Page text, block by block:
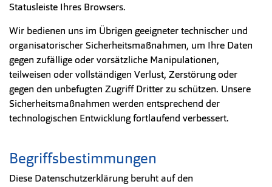
Statusleiste Ihres Browsers.
Wir bedienen uns im Übrigen geeigneter technischer und
organisatorischer Sicherheitsmaßnahmen, um Ihre Daten
gegen zufällige oder vorsätzliche Manipulationen,
teilweisen oder vollständigen Verlust, Zerstörung oder
gegen den unbefugten Zugriff Dritter zu schützen. Unsere
Sicherheitsmaßnahmen werden entsprechend der
technologischen Entwicklung fortlaufend verbessert.
Begriffsbestimmungen
Diese Datenschutzerklärung beruht auf den